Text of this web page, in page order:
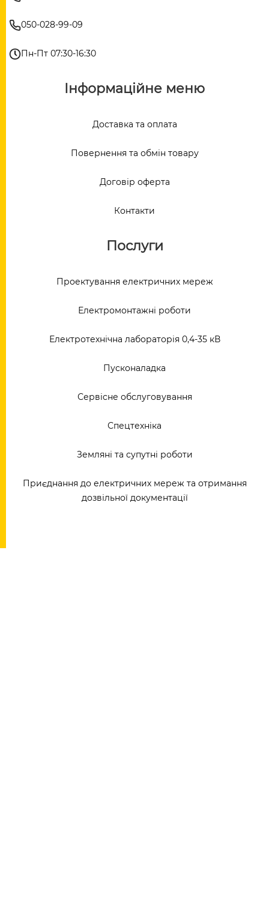
050-028-99-09
Пн-Пт 07:30-16:30
Інформаційне меню
Доставка та оплата
Повернення та обмін товару
Договір оферта
Контакти
Послуги
Проектування електричних мереж
Електромонтажні роботи
Електротехнічна лабораторія 0,4-35 кВ
Пусконаладка
Сервісне обслуговування
Спецтехніка
Земляні та супутні роботи
Приєднання до електричних мереж та отримання
дозвільної документації